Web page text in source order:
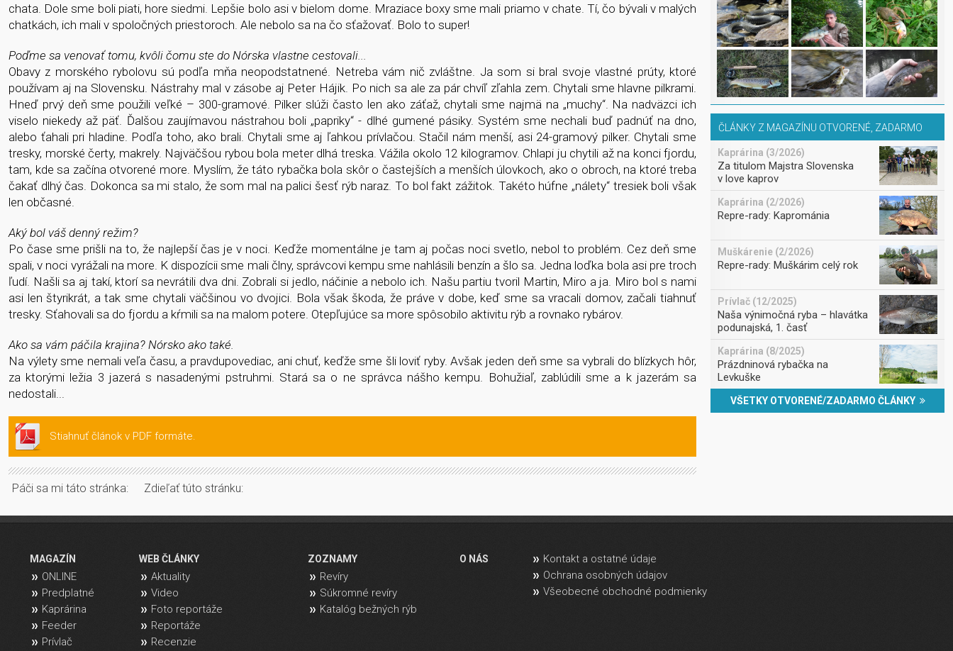
chata. Dole sme boli piati, hore siedmi. Lepšie bolo asi v bielom dome. Mraziace boxy sme mali priamo v chate. Tí, čo bývali v malých
chatkách, ich mali v spoločných priestoroch. Ale nebolo sa na čo sťažovať. Bolo to super!
Poďme sa venovať tomu, kvôli čomu ste do Nórska vlastne cestovali...
Obavy z morského rybolovu sú podľa mňa neopodstatnené. Netreba vám nič zvláštne. Ja som si bral svoje vlastné prúty, ktoré
používam aj na Slovensku. Nástrahy mal v zásobe aj Peter Hájik. Po nich sa ale za pár chvíľ zľahla zem. Chytali sme hlavne pilkrami.
Hneď prvý deň sme použili veľké – 300-gramové. Pilker slúži často len ako záťaž, chytali sme najmä na „muchy“. Na nadväzci ich
viselo niekedy až päť. Ďalšou zaujímavou nástrahou boli „papriky“ - dlhé gumené pásiky. Systém sme nechali buď padnúť na dno,
alebo ťahali pri hladine. Podľa toho, ako brali. Chytali sme aj ľahkou prívlačou. Stačil nám menší, asi 24-gramový pilker. Chytali sme
tresky, morské čerty, makrely. Najväčšou rybou bola meter dlhá treska. Vážila okolo 12 kilogramov. Chlapi ju chytili až na konci fjordu,
tam, kde sa začína otvorené more. Myslím, že táto rybačka bola skôr o častejších a menších úlovkoch, ako o obroch, na ktoré treba
čakať dlhý čas. Dokonca sa mi stalo, že som mal na palici šesť rýb naraz. To bol fakt zážitok. Takéto húfne „nálety“ tresiek boli však
len občasné.
Aký bol váš denný režim?
Po čase sme prišli na to, že najlepší čas je v noci. Keďže momentálne je tam aj počas noci svetlo, nebol to problém. Cez deň sme
spali, v noci vyrážali na more. K dispozícii sme mali člny, správcovi kempu sme nahlásili benzín a šlo sa. Jedna loďka bola asi pre troch
ľudí. Našli sa aj takí, ktorí sa nevrátili dva dni. Zobrali si jedlo, náčinie a nebolo ich. Našu partiu tvoril Martin, Miro a ja. Miro bol s nami
asi len štyrikrát, a tak sme chytali väčšinou vo dvojici. Bola však škoda, že práve v dobe, keď sme sa vracali domov, začali tiahnuť
tresky. Sťahovali sa do fjordu a kŕmili sa na malom potere. Otepľujúce sa more spôsobilo aktivitu rýb a rovnako rybárov.
Ako sa vám páčila krajina? Nórsko ako také.
Na výlety sme nemali veľa času, a pravdupovediac, ani chuť, keďže sme šli loviť ryby. Avšak jeden deň sme sa vybrali do blízkych hôr,
za ktorými ležia 3 jazerá s nasadenými pstruhmi. Stará sa o ne správca nášho kempu. Bohužiaľ, zablúdili sme a k jazerám sa
nedostali...
Stiahnuť článok v PDF formáte.
Páči sa mi táto stránka: Zdieľať túto stránku:
ČLÁNKY Z MAGAZÍNU OTVORENÉ, ZADARMO
Kaprárina (3/2026)
Za titulom Majstra Slovenska
v love kaprov
Kaprárina (2/2026)
Repre-rady: Kaprománia
Muškárenie (2/2026)
Repre-rady: Muškárim celý rok
Prívlač (12/2025)
Naša výnimočná ryba – hlavátka
podunajská, 1. časť
Kaprárina (8/2025)
Prázdninová rybačka na
Levkuške
VŠETKY OTVORENÉ/ZADARMO ČLÁNKY
MAGAZÍN
ONLINE
Predplatné
Kaprárina
Feeder
Prívlač
WEB ČLÁNKY
Aktuality
Video
Foto reportáže
Reportáže
Recenzie
ZOZNAMY
Revíry
Súkromné revíry
Katalóg bežných rýb
O NÁS
Kontakt a ostatné údaje
Ochrana osobných údajov
Všeobecné obchodné podmienky